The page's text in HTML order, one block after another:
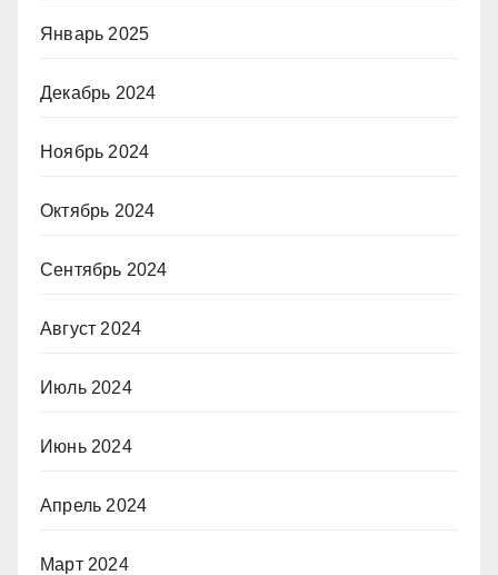
Январь 2025
Декабрь 2024
Ноябрь 2024
Октябрь 2024
Сентябрь 2024
Август 2024
Июль 2024
Июнь 2024
Апрель 2024
Март 2024